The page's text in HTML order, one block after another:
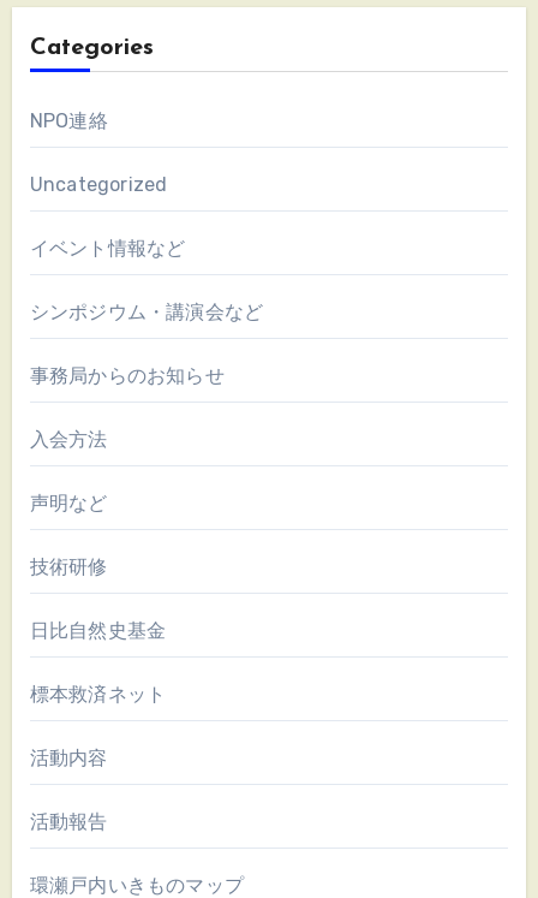
Categories
NPO連絡
Uncategorized
イベント情報など
シンポジウム・講演会など
事務局からのお知らせ
入会方法
声明など
技術研修
日比自然史基金
標本救済ネット
活動内容
活動報告
環瀬戸内いきものマップ